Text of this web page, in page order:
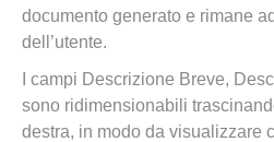
documento generato e rimane
dell’utente.
I campi Descrizione Breve,
sono ridimensionabili
destra, in modo da visualizzare